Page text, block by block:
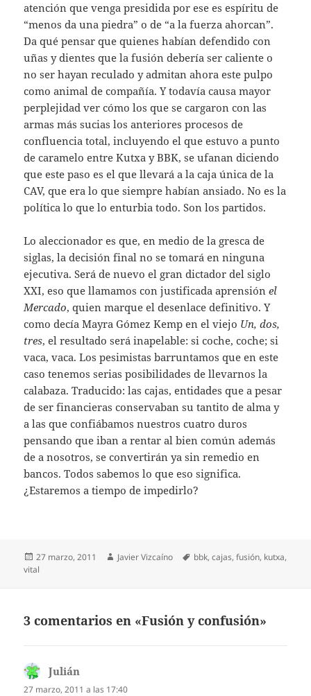
atención que venga presidida por ese es espíritu de
“menos da una piedra” o de “a la fuerza ahorcan”.
Da qué pensar que quienes habían defendido con
uñas y dientes que la fusión debería ser caliente o
no ser hayan reculado y admitan ahora este pulpo
como animal de compañía. Y todavía causa mayor
perplejidad ver cómo los que se cargaron con las
armas más sucias los anteriores procesos de
confluencia total, incluyendo el que estuvo a punto
de caramelo entre Kutxa y BBK, se ufanan diciendo
que este paso es el que llevará a la caja única de la
CAV, que era lo que siempre habían ansiado. No es la
política lo que lo enturbia todo. Son los partidos.
Lo aleccionador es que, en medio de la gresca de
siglas, la decisión final no se tomará en ninguna
ejecutiva. Será de nuevo el gran dictador del siglo
XXI, eso que llamamos con justificada aprensiónel
Mercado, quien marque el desenlace definitivo. Y
como decía Mayra Gómez Kemp en el viejo Un, dos,
tres, el resultado será inapelable: si coche, coche; si
vaca, vaca. Los pesimistas barruntamos que en este
caso tenemos serias posibilidades de llevarnos la
calabaza. Traducido: las cajas, entidades que a pesar
de ser financieras conservaban su tantito de alma y
a las que confiábamos nuestros cuatro duros
pensando que iban a rentar al bien común además
de a nosotros, se convertirán ya sin remedio en
bancos. Todos sabemos lo que eso significa.
¿Estaremos a tiempo de impedirlo?
Publicado
el
27 marzo, 2011 Autor
Javier Vizcaíno Etiquetas
bbk,cajas,fusión, kutxa,
vital
3 comentarios en «Fusión y confusión»
Julián
27 marzo, 2011 a las 17:40